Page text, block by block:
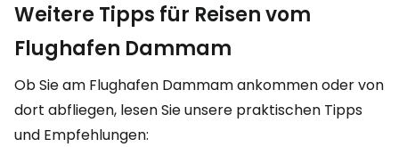
Weitere Tipps für Reisen vom
Flughafen Dammam
Ob Sie am Flughafen Dammam ankommen oder von
dort abfliegen, lesen Sie unsere praktischen Tipps
und Empfehlungen: